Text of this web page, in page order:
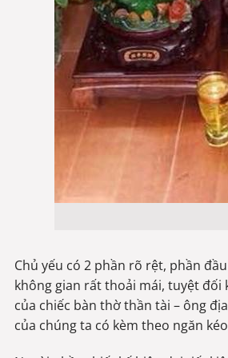
Chủ yếu có 2 phần rõ rệt, phần
không gian rất thoải mái, tuyệt đối
của chiếc bàn thờ thần tài – ông
của chúng ta có kèm theo ngăn